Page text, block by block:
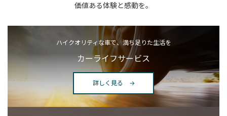
価値ある体験と感動を。
ハイクオリティな車で、満ち足りた生活を
カーライフサービス
詳しく見る →